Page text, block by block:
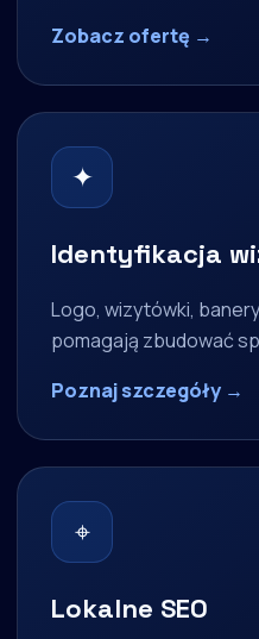
Zobacz ofertę →
✦
Identyfikacja
Logo, wizytówki,
pomagają zbudować
Poznaj szczegóły →
⌖
Lokalne SEO